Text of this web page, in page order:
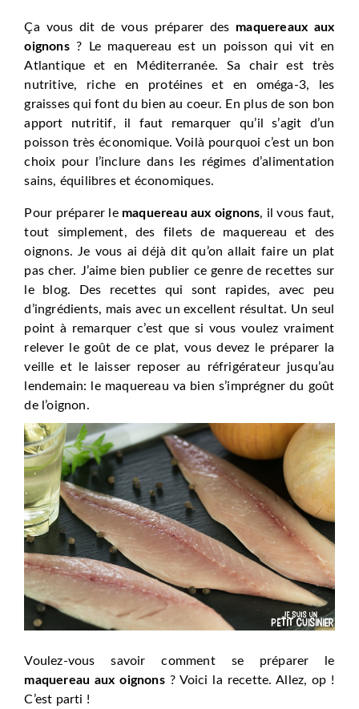
Ça vous dit de vous préparer des maquereaux aux
oignons? Le maquereau est un poisson qui vit en
Atlantique et en Méditerranée. Sa chair est très
nutritive, riche en protéines et en oméga-3, les
graisses qui font du bien au coeur. En plus de son bon
apport nutritif, il faut remarquer qu’il s’agit d’un
poisson très économique. Voilà pourquoi c’est un bon
choix pour l’inclure dans les régimes d’alimentation
sains, équilibres et économiques.
Pour préparer le maquereau aux oignons, il vous faut,
tout simplement, des filets de maquereau et des
oignons. Je vous ai déjà dit qu’on allait faire un plat
pas cher. J’aime bien publier ce genre de recettes sur
le blog. Des recettes qui sont rapides, avec peu
d’ingrédients, mais avec un excellent résultat. Un seul
point à remarquer c’est que si vous voulez vraiment
relever le goût de ce plat, vous devez le préparer la
veille et le laisser reposer au réfrigérateur jusqu’au
lendemain: le maquereau va bien s’imprégner du goût
de l’oignon.
Voulez-vous savoir comment se préparer le
maquereau aux oignons? Voici la recette. Allez, op !
C’est parti !